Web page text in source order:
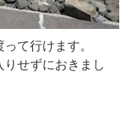
て行けます。
せずにおきまし